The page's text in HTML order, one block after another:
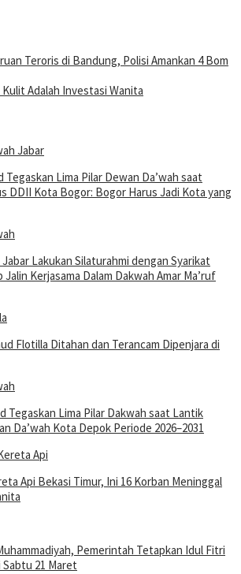
Teroris di Bandung, Polisi Amankan 4 Bom
Adalah Investasi Wanita
Tegaskan Lima Pilar Dewan Da’wah saat
DDII Kota Bogor: Bogor Harus Jadi Kota yang
Jabar Lakukan Silaturahmi dengan Syarikat
Jalin Kerjasama Dalam Dakwah Amar Ma’ruf
Flotilla Ditahan dan Terancam Dipenjara di
Tegaskan Lima Pilar Dakwah saat Lantik
Da’wah Kota Depok Periode 2026–2031
Api Bekasi Timur, Ini 16 Korban Meninggal
Pemerintah Tetapkan Idul Fitri
Sabtu 21 Maret